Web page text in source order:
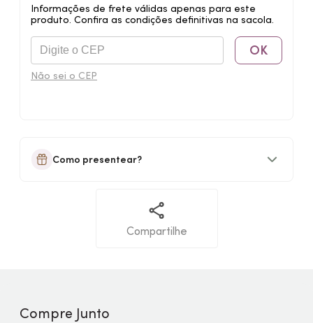
Informações de frete válidas apenas para este
produto. Confira as condições definitivas na sacola.
OK
Não sei o CEP
Como presentear?
Compartilhe
Compre Junto